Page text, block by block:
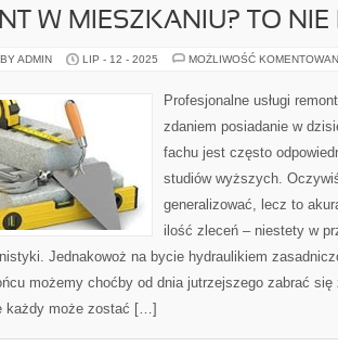
W MIESZKANIU? TO NIE
ADMIN LIP - 12 - 2025 MOŻLIWOŚĆ
Profesjonalne usługi
zdaniem posiadanie w
fachu jest często
studiów wyższych.
generalizować, lecz to
ilość zleceń – niestety w
Jednakowoż na bycie hydraulikiem
możemy choćby od dnia jutrzejszego zabrać
każdy może zostać […]